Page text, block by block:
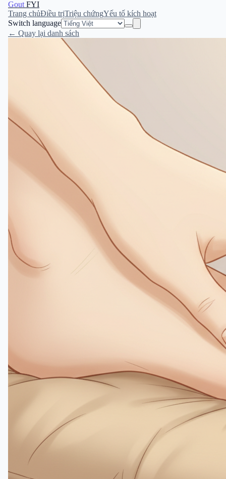
Gout FYI
Trang chủĐiều trịTriệu chứngYếu tố kích hoạt
Switch language
← Quay lại danh sách